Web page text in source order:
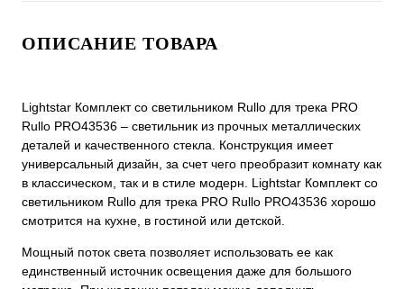
ОПИСАНИЕ ТОВАРА
Lightstar Комплект со светильником Rullo для трека PRO
Rullo PRO43536 – светильник из прочных металлических
деталей и качественного стекла. Конструкция имеет
универсальный дизайн, за счет чего преобразит комнату как
в классическом, так и в стиле модерн. Lightstar Комплект со
светильником Rullo для трека PRO Rullo PRO43536 хорошо
смотрится на кухне, в гостиной или детской.
Мощный поток света позволяет использовать ее как
единственный источник освещения даже для большого